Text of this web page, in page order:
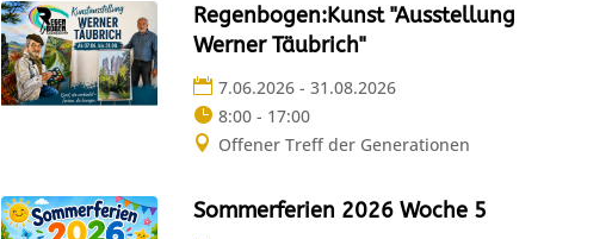
Regenbogen:Kunst "Ausstellung
Werner Täubrich"
7.06.2026 - 31.08.2026
8:00 - 17:00
Offener Treff der Generationen
Sommerferien 2026 Woche 5